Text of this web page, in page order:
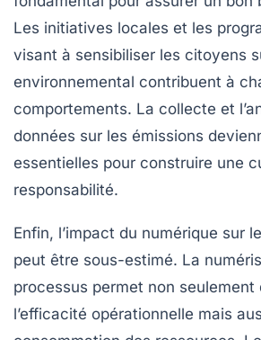
Les initiatives locales et les
visant à sensibiliser les citoyens
environnemental contribuent à
comportements. La collecte et
données sur les émissions
essentielles pour construire une
responsabilité.
Enfin, l’impact du numérique sur
peut être sous-estimé. La
processus permet non seulement
l’efficacité opérationnelle mais